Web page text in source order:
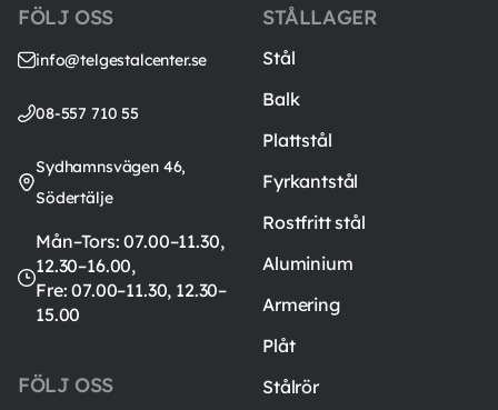
FÖLJ OSS
info@telgestalcenter.se
08-557 710 55
Sydhamnsvägen 46,
Södertälje
Mån–Tors: 07.00–11.30,
12.30–16.00,
Fre: 07.00–11.30, 12.30–
15.00
FÖLJ OSS
STÅLLAGER
Stål
Balk
Plattstål
Fyrkantstål
Rostfritt stål
Aluminium
Armering
Plåt
Stålrör